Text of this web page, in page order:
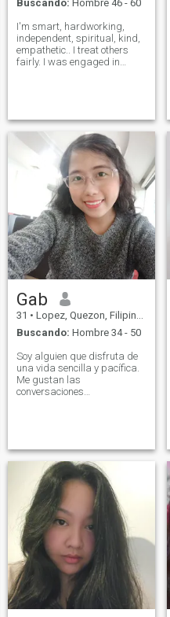
Buscando: Hombre 46 - 60
I'm smart, hardworking,
independent, spiritual, kind,
empathetic.. I treat others
fairly. I was engaged in
home and proper education.
And
Gab
31 • Lopez, Quezon, Filipinas
Buscando: Hombre 34 - 50
Soy alguien que disfruta de
una vida sencilla y pacífica.
Me gustan las
conversaciones
honestidad, el respeto y la
consistencia en todo lo que
hago.